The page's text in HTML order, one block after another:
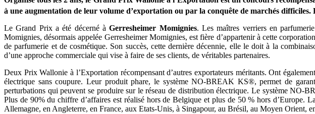
à une augmentation de leur volume d’exportation ou par la conquête de marchés difficiles.
Le Grand Prix a été décerné àGerresheimer Momignies. Les maîtres verriers en
Momignies, désormais appelée Gerresheimer Momignies, est fière d’appartenir à cette
de parfumerie et de cosmétique. Son succès, cette dernière décennie, elle le doit à la
d’une approche commerciale qui vise à faire de ses clients, de véritables partenaires.
Deux Prix Wallonie à l’Exportation récompensant d’autres exportateurs méritants. Ont
électrique sans coupure. Leur produit phare, le système NO-BREAK KS®, permet de
perturbations qui peuvent se produire sur le réseau de distribution électrique. Le système NO-
Plus de 90% du chiffre d’affaires est réalisé hors de Belgique et plus de 50 % hors d’Europe.
Allemagne, en Angleterre, en France, aux Etats-Unis, à Singapour, au Brésil, au Moyen Orient,